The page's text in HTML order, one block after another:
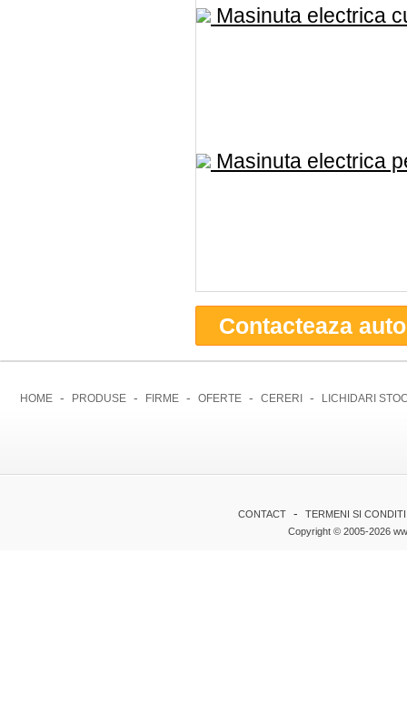
Masinuta electrica
Masinuta electrica
Contacteaza
HOME - PRODUSE - FIRME - OFERTE - CERERI - LICHIDARI
CONTACT -
TERMENI SI
Copyright © 2005-2026